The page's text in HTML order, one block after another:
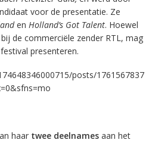
voor de presentatie. Ze
en Holland’s Got Talent. Hoewel
de commerciële zender RTL, mag
presenteren.
posts/1761567837
haar twee deelnamesaan het